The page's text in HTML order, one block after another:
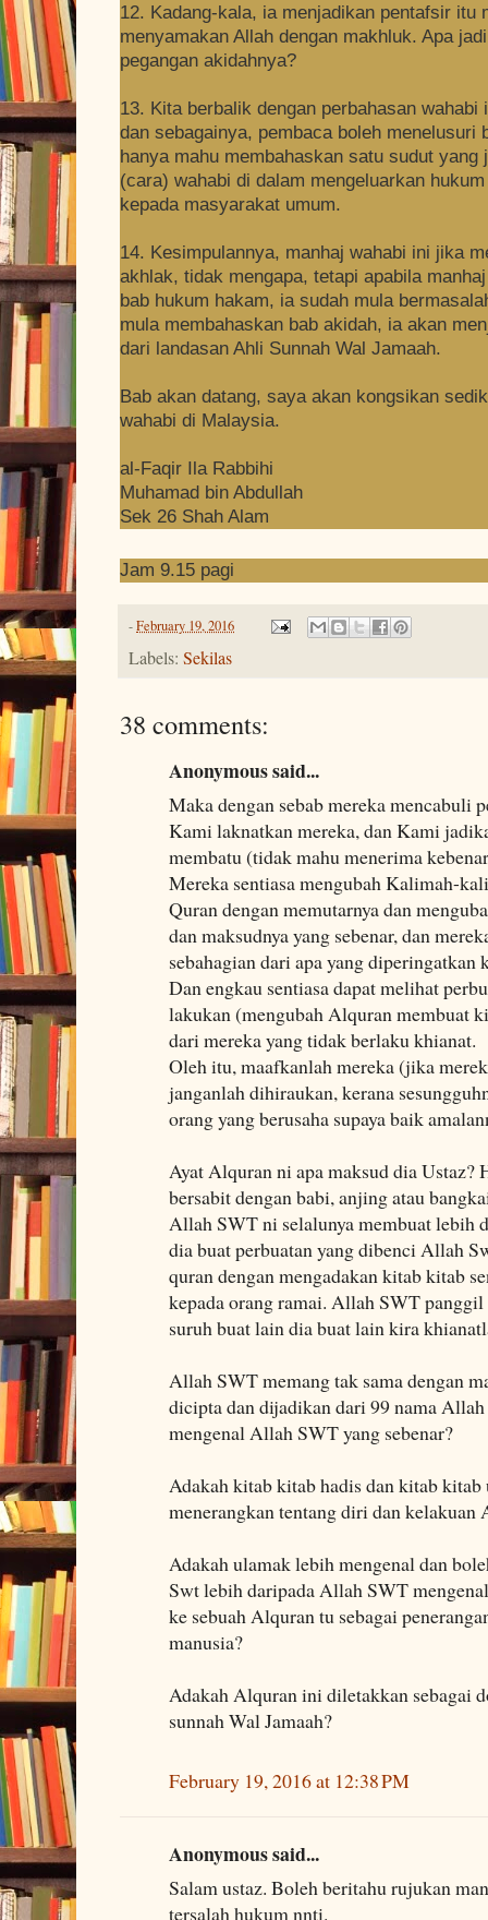
12. Kadang-kala, ia menjadikan pentafsir itu
menyamakan Allah dengan makhluk. Apa
pegangan akidahnya?
13. Kita berbalik dengan perbahasan
dan sebagainya, pembaca boleh menelusuri
hanya mahu membahaskan satu sudut
(cara) wahabi di dalam mengeluarkan
kepada masyarakat umum.
14. Kesimpulannya, manhaj wahabi ini jika
akhlak, tidak mengapa, tetapi apabila
bab hukum hakam, ia sudah mula
mula membahaskan bab akidah, ia akan
dari landasan Ahli Sunnah Wal Jamaah.
Bab akan datang, saya akan kongsikan
wahabi di Malaysia.
al-Faqir Ila Rabbihi
Muhamad bin Abdullah
Sek 26 Shah Alam
Jam 9.15 pagi
-February 19, 2016
Labels: Sekilas
38 comments:
Anonymous said...
Maka dengan sebab mereka mencabuli
Kami laknatkan mereka, dan Kami
membatu (tidak mahu menerima
Mereka sentiasa mengubah Kalimah-
Quran dengan memutarnya dan
dan maksudnya yang sebenar, dan
sebahagian dari apa yang diperingatkan
Dan engkau sentiasa dapat melihat
lakukan (mengubah Alquran membuat
dari mereka yang tidak berlaku khianat.
Oleh itu, maafkanlah mereka (jika
janganlah dihiraukan, kerana
orang yang berusaha supaya baik
Ayat Alquran ni apa maksud dia Ustaz?
bersabit dengan babi, anjing atau
Allah SWT ni selalunya membuat lebih
dia buat perbuatan yang dibenci Allah
quran dengan mengadakan kitab kitab
kepada orang ramai. Allah SWT
suruh buat lain dia buat lain kira
Allah SWT memang tak sama dengan
dicipta dan dijadikan dari 99 nama
mengenal Allah SWT yang sebenar?
Adakah kitab kitab hadis dan kitab
menerangkan tentang diri dan kelakuan
Adakah ulamak lebih mengenal dan
Swt lebih daripada Allah SWT
ke sebuah Alquran tu sebagai
manusia?
Adakah Alquran ini diletakkan sebagai
sunnah Wal Jamaah?
February 19, 2016 at 12:38 PM
Anonymous said...
Salam ustaz. Boleh beritahu rujukan
tersalah hukum nnti.